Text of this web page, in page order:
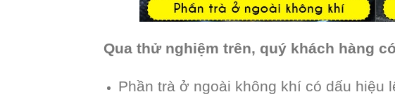
Qua thử nghiệm trên, quý khách hàng
Phần trà ở ngoài không khí có dấu hiệu